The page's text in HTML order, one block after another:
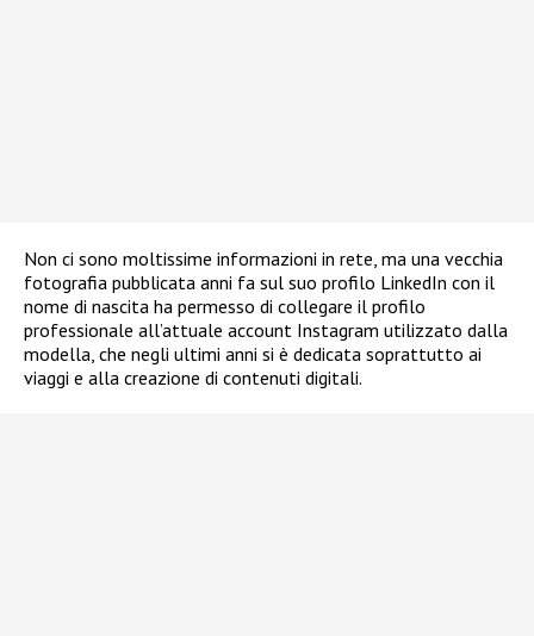
Non ci sono moltissime informazioni in rete, ma una vecchia
fotografia pubblicata anni fa sul suo profilo LinkedIn con il
nome di nascita ha permesso di collegare il profilo
professionale all’attuale account Instagram utilizzato dalla
modella, che negli ultimi anni si è dedicata soprattutto ai
viaggi e alla creazione di contenuti digitali.